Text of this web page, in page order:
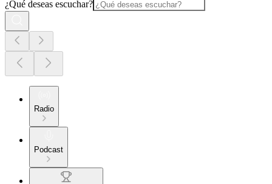
¿Qué deseas escuchar?
Radio
Podcast